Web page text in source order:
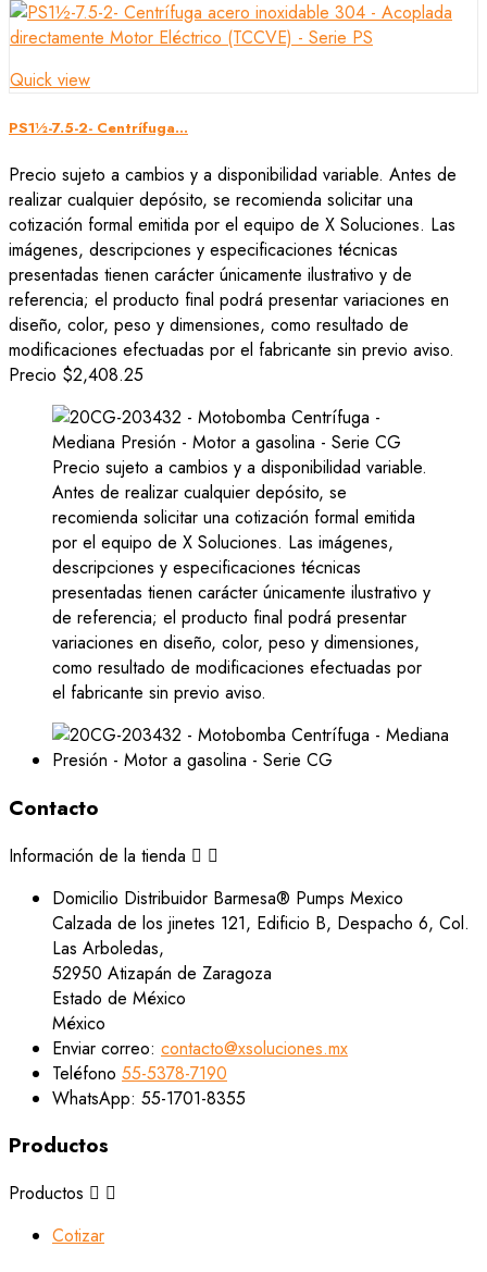
Quick view
PS1½-7.5-2- Centrífuga...
Precio sujeto a cambios y a disponibilidad variable. Antes de
realizar cualquier depósito, se recomienda solicitar una
cotización formal emitida por el equipo de X Soluciones. Las
imágenes, descripciones y especificaciones técnicas
presentadas tienen carácter únicamente ilustrativo y de
referencia; el producto final podrá presentar variaciones en
diseño, color, peso y dimensiones, como resultado de
modificaciones efectuadas por el fabricante sin previo aviso.
Precio $2,408.25
Precio sujeto a cambios y a disponibilidad variable.
Antes de realizar cualquier depósito, se
recomienda solicitar una cotización formal emitida
por el equipo de X Soluciones. Las imágenes,
descripciones y especificaciones técnicas
presentadas tienen carácter únicamente ilustrativo y
de referencia; el producto final podrá presentar
variaciones en diseño, color, peso y dimensiones,
como resultado de modificaciones efectuadas por
el fabricante sin previo aviso.
Contacto
Información de la tienda  
Domicilio Distribuidor Barmesa® Pumps Mexico
Calzada de los jinetes 121, Edificio B, Despacho 6, Col.
Las Arboledas,
52950 Atizapán de Zaragoza
Estado de México
México
Enviar correo: contacto@xsoluciones.mx
Teléfono 55-5378-7190
WhatsApp: 55-1701-8355
Productos
Productos  
Cotizar